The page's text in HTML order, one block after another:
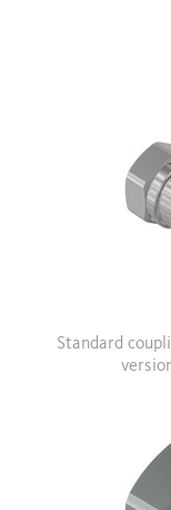
Standard couplings with poppet valve stainless steel